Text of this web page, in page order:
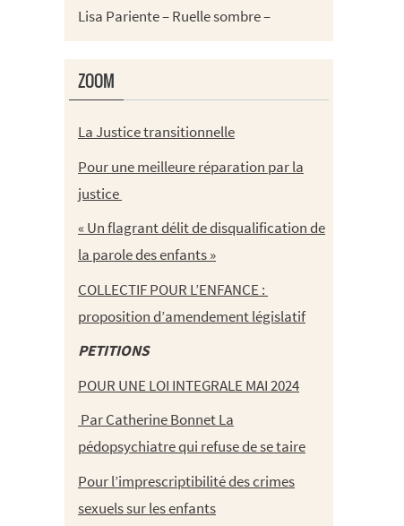
Lisa Pariente – Ruelle sombre –
ZOOM
La Justice transitionnelle
Pour une meilleure réparation par la
justice
« Un flagrant délit de disqualification de
la parole des enfants »
COLLECTIF POUR L’ENFANCE :
proposition d’amendement législatif
PETITIONS
POUR UNE LOI INTEGRALE MAI 2024
Par Catherine Bonnet La
pédopsychiatre qui refuse de se taire
Pour l’imprescriptibilité des crimes
sexuels sur les enfants